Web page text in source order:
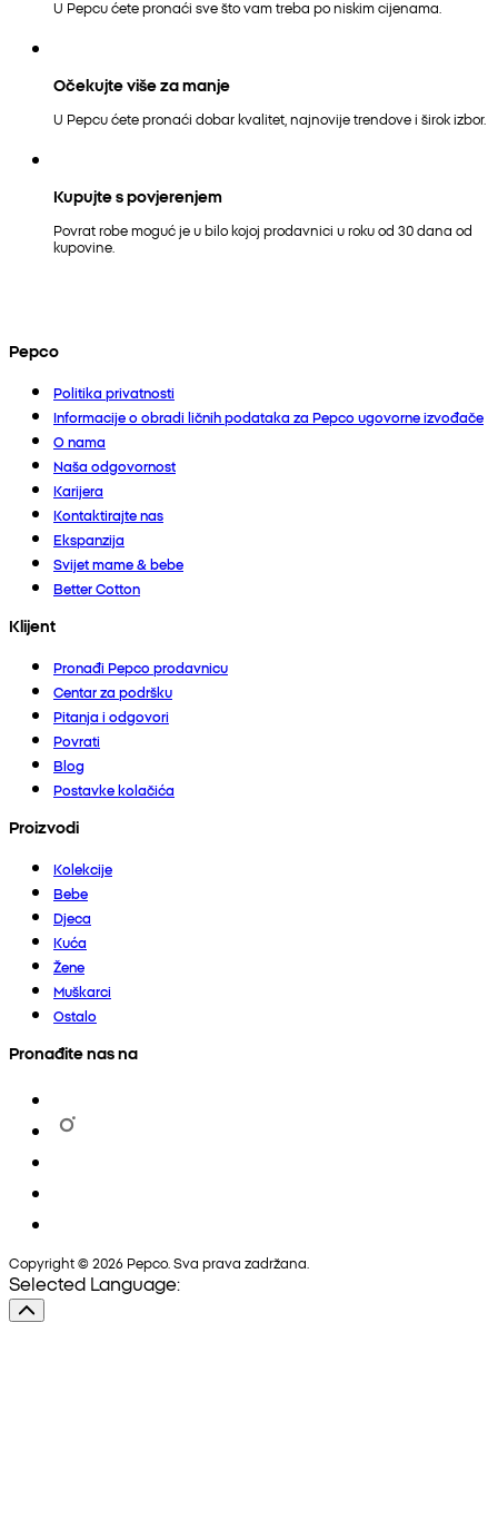
U Pepcu ćete pronaći sve što vam treba po niskim cijenama.
Očekujte više za manje
U Pepcu ćete pronaći dobar kvalitet, najnovije trendove i širok izbor.
Kupujte s povjerenjem
Povrat robe moguć je u bilo kojoj prodavnici u roku od 30 dana od
kupovine.
Pepco
Politika privatnosti
Informacije o obradi ličnih podataka za Pepco ugovorne izvođače
O nama
Naša odgovornost
Karijera
Kontaktirajte nas
Ekspanzija
Svijet mame & bebe
Better Cotton
Klijent
Pronađi Pepco prodavnicu
Centar za podršku
Pitanja i odgovori
Povrati
Blog
Postavke kolačića
Proizvodi
Kolekcije
Bebe
Djeca
Kuća
Žene
Muškarci
Ostalo
Pronađite nas na
Copyright © 2026 Pepco. Sva prava zadržana.
Selected Language: